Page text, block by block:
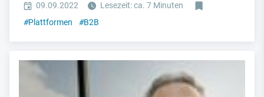
09.09.2022
Lesezeit: ca. 7 Minuten
#Plattformen #B2B